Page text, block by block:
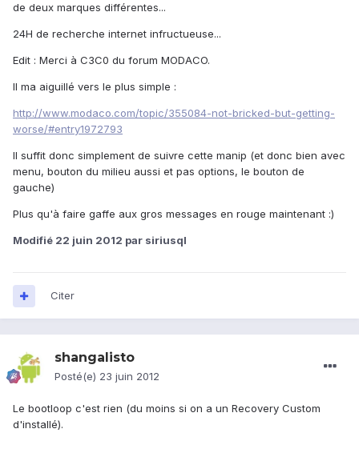
de deux marques différentes...
24H de recherche internet infructueuse...
Edit : Merci à C3C0 du forum MODACO.
Il ma aiguillé vers le plus simple :
http://www.modaco.com/topic/355084-not-bricked-but-getting-
worse/#entry1972793
Il suffit donc simplement de suivre cette manip (et donc bien avec
menu, bouton du milieu aussi et pas options, le bouton de
gauche)
Plus qu'à faire gaffe aux gros messages en rouge maintenant :)
Modifié 22 juin 2012 par siriusql
Citer
shangalisto
Posté(e) 23 juin 2012
Le bootloop c'est rien (du moins si on a un Recovery Custom
d'installé).